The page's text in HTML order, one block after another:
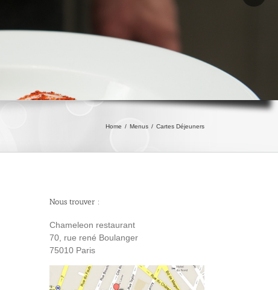
Home / Menus / Cartes Déjeuners
Nous trouver :
Chameleon restaurant
70, rue rené Boulanger
75010 Paris